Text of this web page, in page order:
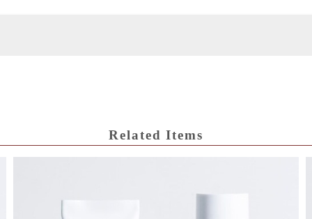
Related Items